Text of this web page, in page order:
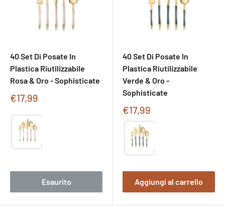
40 Set Di Posate In
Plastica Riutilizzabile
Rosa & Oro - Sophisticate
Prezzo
vendita
€17,99
Type
Esaurito
40 Set Di Posate In
Plastica Riutilizzabile
Verde & Oro -
Sophisticate
Prezzo
di
vendita
€17,99
Type
Aggiungi al carrello